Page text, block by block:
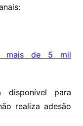
mais de 5 mil
para
realiza adesão